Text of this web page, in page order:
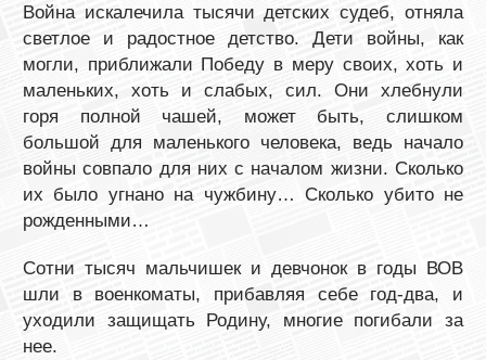
Война искалечила тысячи детских судеб, отняла
светлое и радостное детство. Дети войны, как
могли, приближали Победу в меру своих, хоть и
маленьких, хоть и слабых, сил. Они хлебнули
горя полной чашей, может быть, слишком
большой для маленького человека, ведь начало
войны совпало для них с началом жизни. Сколько
их было угнано на чужбину… Сколько убито не
рожденными…
Сотни тысяч мальчишек и девчонок в годы ВОВ
шли в военкоматы, прибавляя себе год-два, и
уходили защищать Родину, многие погибали за
нее.